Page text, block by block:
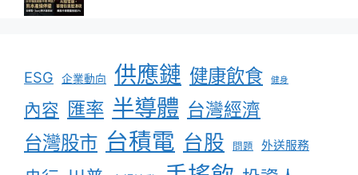
ESG 企業動向 供應鏈 健康飲食 健身
內容 匯率 半導體 台灣經濟
台灣股市 台積電 台股 問題 外送服務